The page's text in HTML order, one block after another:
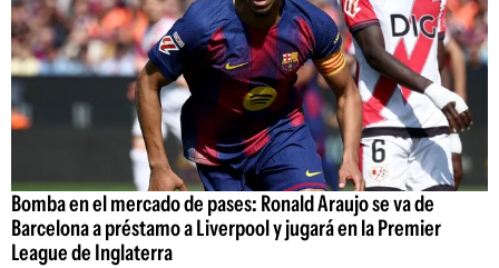
Bomba en el mercado de pases: Ronald Araujo se va de
Barcelona a préstamo a Liverpool y jugará en la Premier
League de Inglaterra